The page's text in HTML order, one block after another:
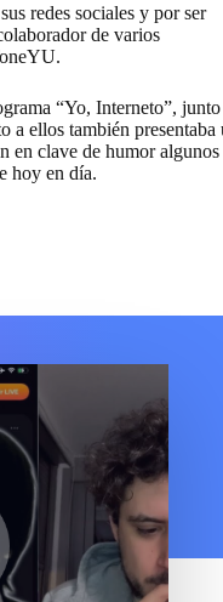
redes sociales y por ser
de varios
“Yo, Interneto”, junto
a ellos también presentaba
en clave de humor algunos
hoy en día.